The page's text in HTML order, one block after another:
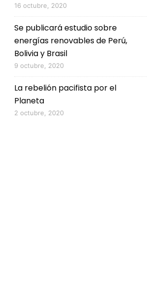
16 octubre, 2020
Se publicará estudio sobre
energías renovables de Perú,
Bolivia y Brasil
9 octubre, 2020
La rebelión pacifista por el
Planeta
2 octubre, 2020